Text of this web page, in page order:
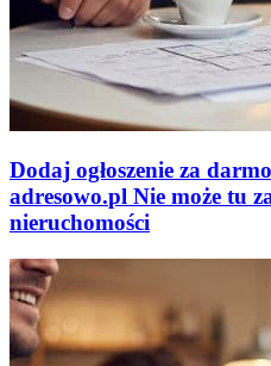
Dodaj ogłoszenie za darmo
adresowo.pl Nie może tu
nieruchomości